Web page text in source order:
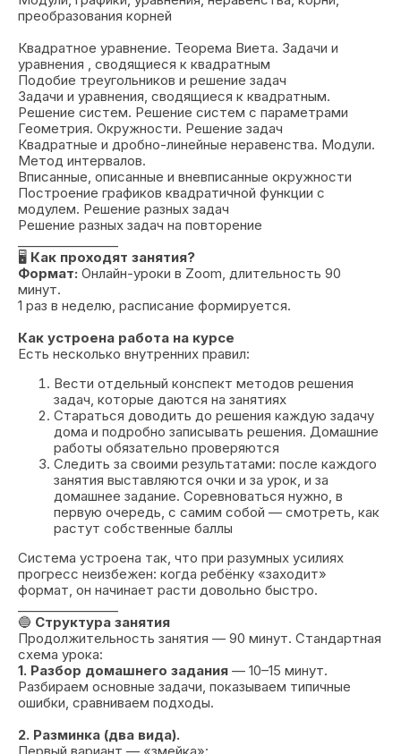
преобразования корней
Квадратное уравнение. Теорема Виета. Задачи и
уравнения , сводящиеся к квадратным
Подобие треугольников и решение задач
Задачи и уравнения, сводящиеся к квадратным.
Решение систем. Решение систем с параметрами
Геометрия. Окружности. Решение задач
Квадратные и дробно-линейные неравенства. Модули.
Метод интервалов.
Вписанные, описанные и вневписанные окружности
Построение графиков квадратичной функции с
модулем. Решение разных задач
Решение разных задач на повторение
🖥 Как проходят занятия?
Формат: Онлайн-уроки в Zoom, длительность 90
минут.
1 раз в неделю, расписание формируется.
Как устроена работа на курсе
Есть несколько внутренних правил:
Вести отдельный конспект методов решения
задач, которые даются на занятиях
Стараться доводить до решения каждую задачу
дома и подробно записывать решения. Домашние
работы обязательно проверяются
Следить за своими результатами: после каждого
занятия выставляются очки и за урок, и за
домашнее задание. Соревноваться нужно, в
первую очередь, с самим собой — смотреть, как
растут собственные баллы
Система устроена так, что при разумных усилиях
прогресс неизбежен: когда ребёнку «заходит»
формат, он начинает расти довольно быстро.
🔵 Структура занятия
Продолжительность занятия — 90 минут. Стандартная
схема урока:
1. Разбор домашнего задания — 10–15 минут.
Разбираем основные задачи, показываем типичные
ошибки, сравниваем подходы.
2. Разминка (два вида).